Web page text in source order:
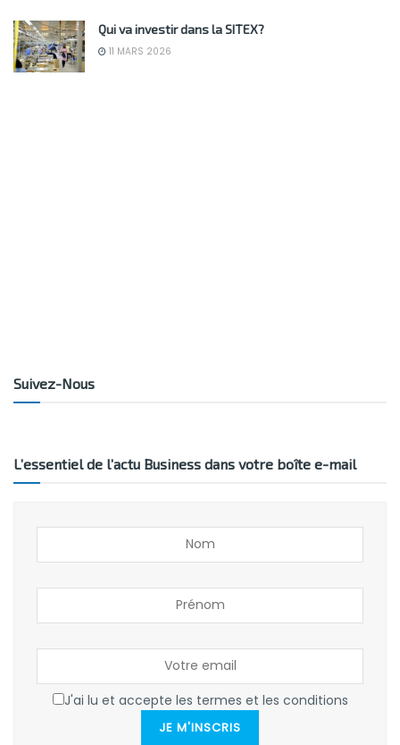
Qui va investir dans la SITEX?
11 MARS 2026
Suivez-Nous
L’essentiel de l’actu Business dans votre boîte e-mail
J'ai lu et accepte les termes et les conditions
JE M'INSCRIS